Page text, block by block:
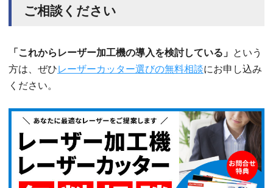
ご相談ください
「これからレーザー加工機の導入を検討している」 という
方は、ぜひレーザーカッター選びの無料相談にお申し込み
ください。